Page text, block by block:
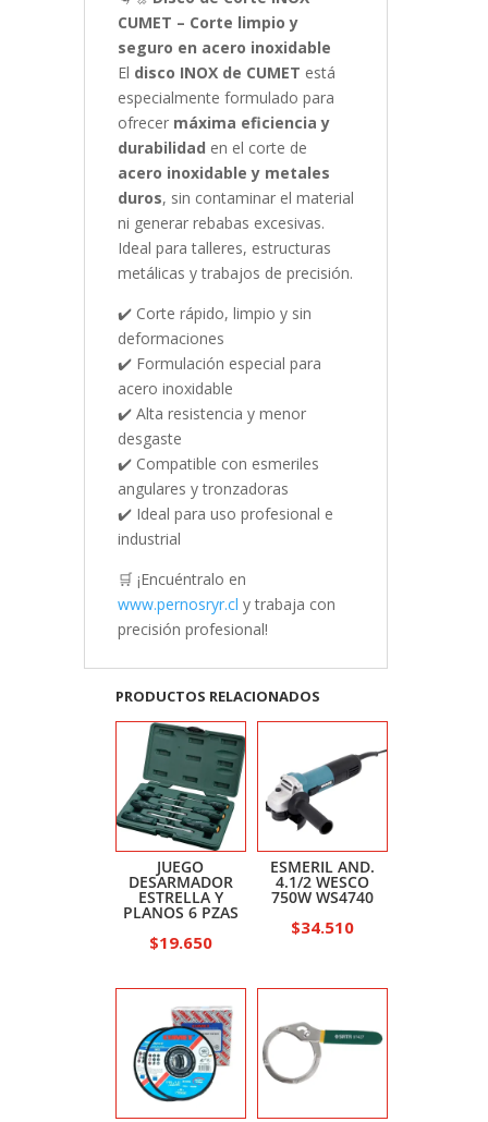
CUMET – Corte limpio y
seguro en acero inoxidable
El disco INOX de CUMET está
especialmente formulado para
ofrecer máxima eficiencia y
durabilidad en el corte de
acero inoxidable y metales
duros, sin contaminar el material
ni generar rebabas excesivas.
Ideal para talleres, estructuras
metálicas y trabajos de precisión.
✔️ Corte rápido, limpio y sin
deformaciones
✔️ Formulación especial para
acero inoxidable
✔️ Alta resistencia y menor
desgaste
✔️ Compatible con esmeriles
angulares y tronzadoras
✔️ Ideal para uso profesional e
industrial
🛒 ¡Encuéntralo en
www.pernosryr.cl y trabaja con
precisión profesional!
PRODUCTOS RELACIONADOS
JUEGO
DESARMADOR
ESTRELLA Y
PLANOS 6 PZAS
$19.650
ESMERIL AND.
4.1/2 WESCO
750W WS4740
$34.510